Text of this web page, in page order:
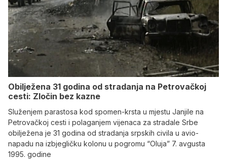
Obilježena 31 godina od stradanja na Petrovačkoj
cesti: Zločin bez kazne
Služenjem parastosa kod spomen-krsta u mjestu Janjile na
Petrovačkoj cesti i polaganjem vijenaca za stradale Srbe
obilježena je 31 godina od stradanja srpskih civila u avio-
napadu na izbjegličku kolonu u pogromu “Oluja” 7. avgusta
1995. godine